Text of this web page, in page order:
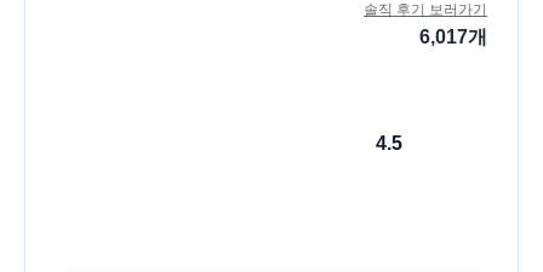
솔직 후기 보러가기
6,017개
4.5